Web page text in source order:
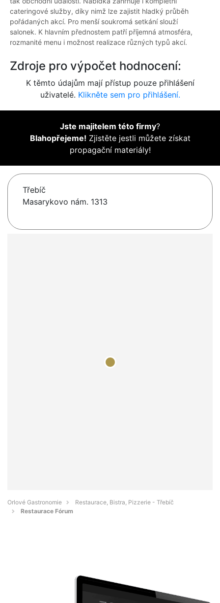
cateringové služby, díky nimž lze zajistit hladký průběh
pořádaných akcí. Pro menší soukromá setkání slouží
salonek. K hlavním přednostem patří příjemná atmosféra,
rozmanité menu i možnost realizace různých typů akcí.
Zdroje pro výpočet hodnocení:
K těmto údajům mají přístup pouze přihlášení
uživatelé. Klikněte sem pro přihlášení.
Jste majitelem této firmy?
Blahopřejeme! Zjistěte jestli můžete získat
propagační materiály!
Třebíč
Masarykovo nám. 1313
Orlové Gastronomie
Restaurace, Bistra, Pizzerie - Třebíč
Restaurace Fórum